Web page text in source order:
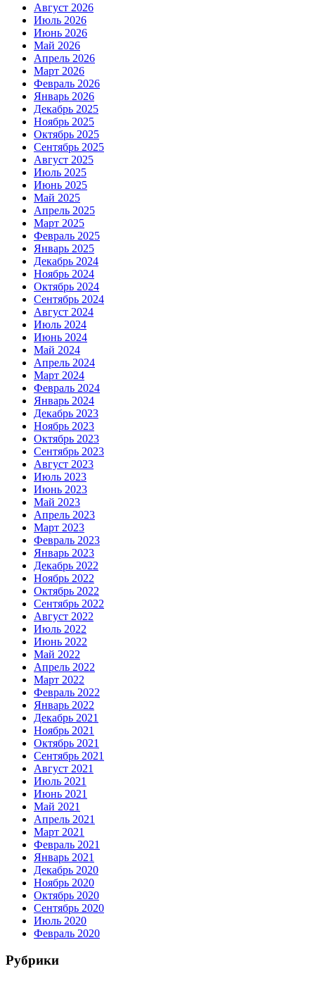
Август 2026
Июль 2026
Июнь 2026
Май 2026
Апрель 2026
Март 2026
Февраль 2026
Январь 2026
Декабрь 2025
Ноябрь 2025
Октябрь 2025
Сентябрь 2025
Август 2025
Июль 2025
Июнь 2025
Май 2025
Апрель 2025
Март 2025
Февраль 2025
Январь 2025
Декабрь 2024
Ноябрь 2024
Октябрь 2024
Сентябрь 2024
Август 2024
Июль 2024
Июнь 2024
Май 2024
Апрель 2024
Март 2024
Февраль 2024
Январь 2024
Декабрь 2023
Ноябрь 2023
Октябрь 2023
Сентябрь 2023
Август 2023
Июль 2023
Июнь 2023
Май 2023
Апрель 2023
Март 2023
Февраль 2023
Январь 2023
Декабрь 2022
Ноябрь 2022
Октябрь 2022
Сентябрь 2022
Август 2022
Июль 2022
Июнь 2022
Май 2022
Апрель 2022
Март 2022
Февраль 2022
Январь 2022
Декабрь 2021
Ноябрь 2021
Октябрь 2021
Сентябрь 2021
Август 2021
Июль 2021
Июнь 2021
Май 2021
Апрель 2021
Март 2021
Февраль 2021
Январь 2021
Декабрь 2020
Ноябрь 2020
Октябрь 2020
Сентябрь 2020
Июль 2020
Февраль 2020
Рубрики